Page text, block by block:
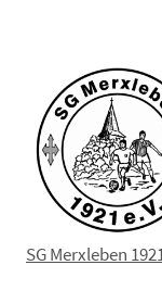
SG Merxleben